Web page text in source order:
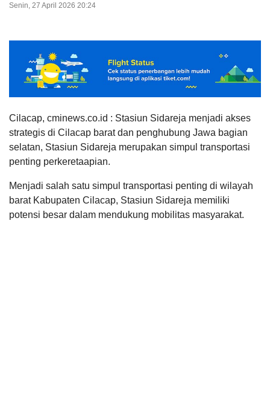
Senin, 27 April 2026 20:24
Cilacap, cminews.co.id : Stasiun Sidareja menjadi akses
strategis di Cilacap barat dan penghubung Jawa bagian
selatan, Stasiun Sidareja merupakan simpul transportasi
penting perkeretaapian.
Menjadi salah satu simpul transportasi penting di wilayah
barat Kabupaten Cilacap, Stasiun Sidareja memiliki
potensi besar dalam mendukung mobilitas masyarakat.